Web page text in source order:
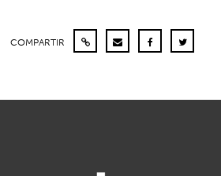
COMPARTIR